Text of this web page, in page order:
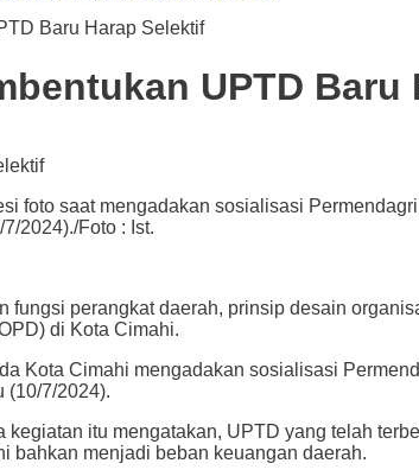
Baru Harap Selektif
UPTD Baru
foto saat mengadakan sosialisasi
2024)./Foto : Ist.
perangkat daerah, prinsip desain
di Kota Cimahi.
Kota Cimahi mengadakan sosialisasi
(10/7/2024).
itu mengatakan, UPTD yang telah
bahkan menjadi beban keuangan daerah.